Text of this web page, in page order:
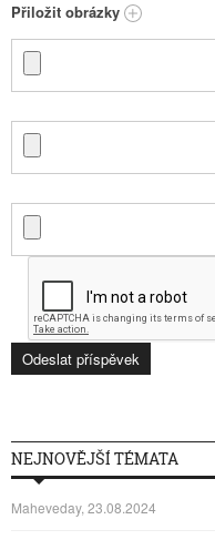
Přiložit obrázky
NEJNOVĚJŠÍ TÉMATA
Maheveday, 23.08.2024